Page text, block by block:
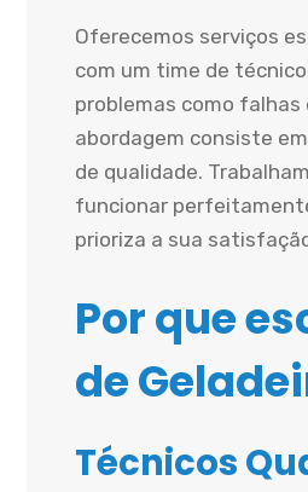
Oferecemos serviços
com um time de
problemas como
abordagem consiste
de qualidade.
funcionar
prioriza a sua
Por que
de
Técnicos